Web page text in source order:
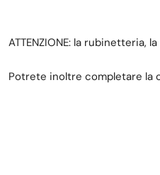
ATTENZIONE: la rubinetteria,
Potrete inoltre completare la